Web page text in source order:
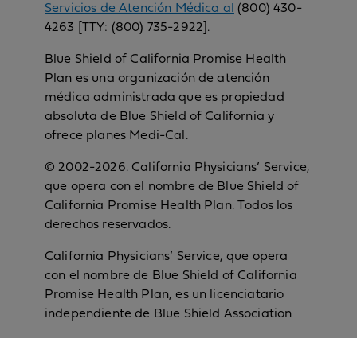
Servicios de Atención Médica al (800) 430-
4263 [TTY: (800) 735-2922].
Blue Shield of California Promise Health
Plan es una organización de atención
médica administrada que es propiedad
absoluta de Blue Shield of California y
ofrece planes Medi-Cal.
© 2002-2026. California Physicians’ Service,
que opera con el nombre de Blue Shield of
California Promise Health Plan. Todos los
derechos reservados.
California Physicians’ Service, que opera
con el nombre de Blue Shield of California
Promise Health Plan, es un licenciatario
independiente de Blue Shield Association